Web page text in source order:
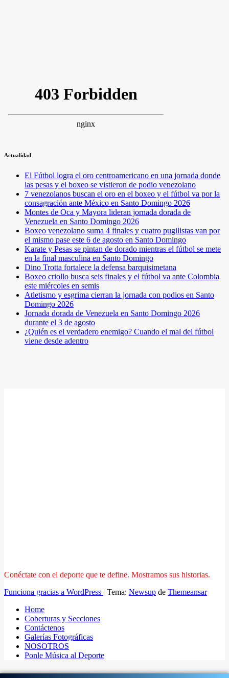
Actualidad
El Fútbol logra el oro centroamericano en una jornada donde
las pesas y el boxeo se vistieron de podio venezolano
7 venezolanos buscan el oro en el boxeo y el fútbol va por la
consagración ante México en Santo Domingo 2026
Montes de Oca y Mayora lideran jornada dorada de
Venezuela en Santo Domingo 2026
Boxeo venezolano suma 4 finales y cuatro pugilistas van por
el mismo pase este 6 de agosto en Santo Domingo
Karate y Pesas se pintan de dorado mientras el fútbol se mete
en la final masculina en Santo Domingo
Dino Trotta fortalece la defensa barquisimetana
Boxeo criollo busca seis finales y el fútbol va ante Colombia
este miércoles en semis
Atletismo y esgrima cierran la jornada con podios en Santo
Domingo 2026
Jornada dorada de Venezuela en Santo Domingo 2026
durante el 3 de agosto
¿Quién es el verdadero enemigo? Cuando el mal del fútbol
viene desde adentro
Conéctate con el deporte que te define. Mostramos sus historias.
Funciona gracias a WordPress | Tema: Newsup de Themeansar
Home
Coberturas y Secciones
Contáctenos
Galerías Fotográficas
NOSOTROS
Ponle Música al Deporte